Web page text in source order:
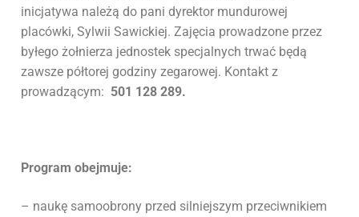
inicjatywa należą do pani dyrektor mundurowej
placówki, Sylwii Sawickiej. Zajęcia prowadzone przez
byłego żołnierza jednostek specjalnych trwać będą
zawsze półtorej godziny zegarowej. Kontakt z
prowadzącym: 501 128 289.
Program obejmuje:
– naukę samoobrony przed silniejszym przeciwnikiem